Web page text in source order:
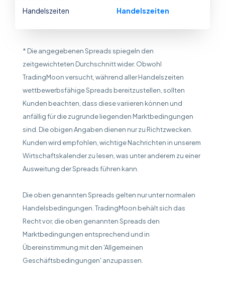
Handelszeiten Handelszeiten
* Die angegebenen Spreads spiegeln den
zeitgewichteten Durchschnitt wider. Obwohl
TradingMoon versucht, während aller Handelszeiten
wettbewerbsfähige Spreads bereitzustellen, sollten
Kunden beachten, dass diese variieren können und
anfällig für die zugrunde liegenden Marktbedingungen
sind. Die obigen Angaben dienen nur zu Richtzwecken.
Kunden wird empfohlen, wichtige Nachrichten in unserem
Wirtschaftskalender zu lesen, was unter anderem zu einer
Ausweitung der Spreads führen kann.
Die oben genannten Spreads gelten nur unter normalen
Handelsbedingungen. TradingMoon behält sich das
Recht vor, die oben genannten Spreads den
Marktbedingungen entsprechend und in
Übereinstimmung mit den 'Allgemeinen
Geschäftsbedingungen' anzupassen.